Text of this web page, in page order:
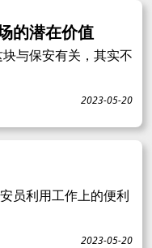
的潜在价值
与保安有关，其实不
2023-05-20
员利用工作上的便利
2023-05-20